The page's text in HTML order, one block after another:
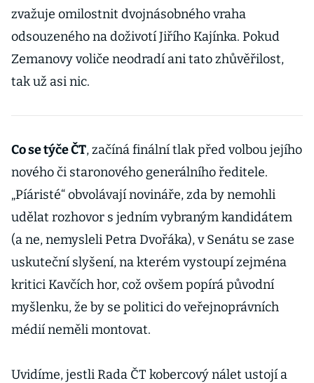
zvažuje omilostnit dvojnásobného vraha
odsouzeného na doživotí Jiřího Kajínka. Pokud
Zemanovy voliče neodradí ani tato zhůvěřilost,
tak už asi nic.
Co se týče ČT, začíná finální tlak před volbou jejího
nového či staronového generálního ředitele.
„Píáristé“ obvolávají novináře, zda by nemohli
udělat rozhovor s jedním vybraným kandidátem
(a ne, nemysleli Petra Dvořáka), v Senátu se zase
uskuteční slyšení, na kterém vystoupí zejména
kritici Kavčích hor, což ovšem popírá původní
myšlenku, že by se politici do veřejnoprávních
médií neměli montovat.
Uvidíme, jestli Rada ČT kobercový nálet ustojí a